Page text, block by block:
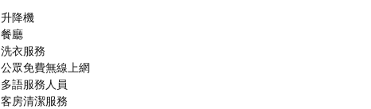
升降機
餐廳
洗衣服務
公眾免費無線上網
多語服務人員
客房清潔服務